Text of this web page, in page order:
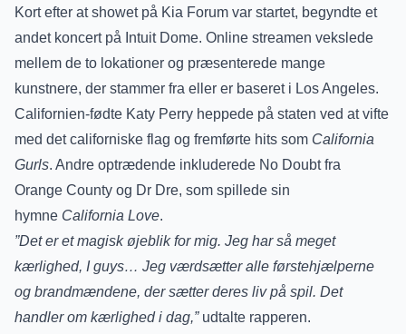
Kort efter at showet på Kia Forum var startet, begyndte et
andet koncert på Intuit Dome. Online streamen vekslede
mellem de to lokationer og præsenterede mange
kunstnere, der stammer fra eller er baseret i Los Angeles.
Californien-fødte Katy Perry heppede på staten ved at vifte
med det californiske flag og fremførte hits som California
Gurls. Andre optrædende inkluderede No Doubt fra
Orange County og Dr Dre, som spillede sin
hymne California Love.
”Det er et magisk øjeblik for mig. Jeg har så meget
kærlighed, I guys… Jeg værdsætter alle førstehjælperne
og brandmændene, der sætter deres liv på spil. Det
handler om kærlighed i dag,”udtalte rapperen.